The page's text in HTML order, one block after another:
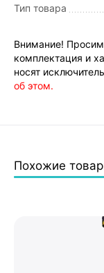
Тип товара
Внимание!
комплектация и
носят
об этом.
Похожие